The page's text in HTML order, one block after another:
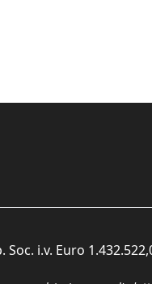
i.v. Euro